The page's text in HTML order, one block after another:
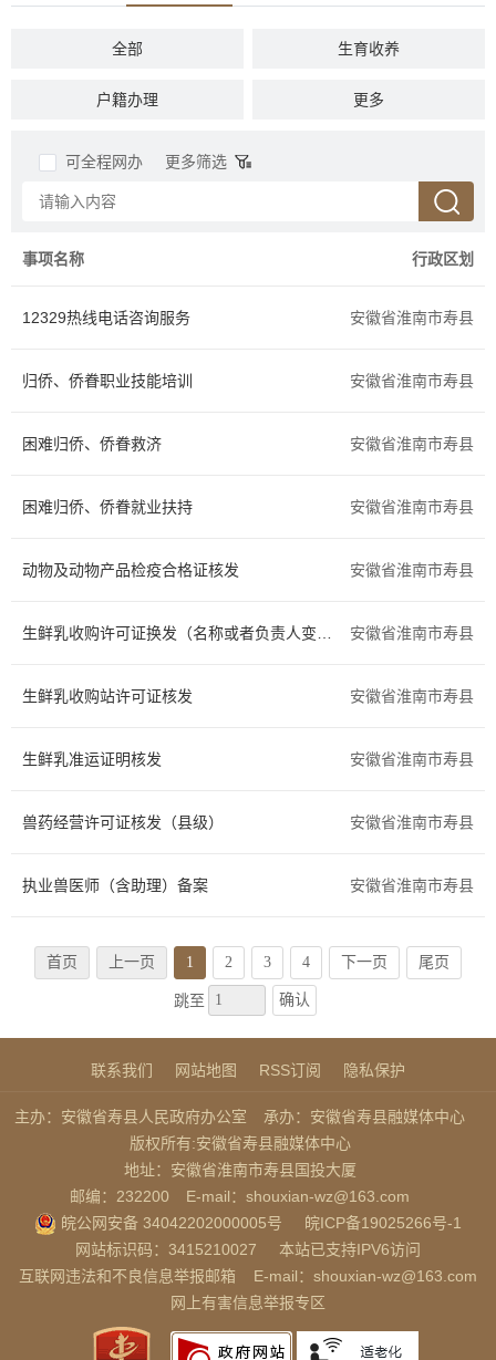
全部 生育收养
户籍办理 民族宗教
教育科研
就业创业
交通出行 旅游观光
出境入境 消费维权
其他
更多
可全程网办 更多筛选
事项名称 行政区划
12329热线电话咨询服务 安徽省淮南市寿县
归侨、侨眷职业技能培训 安徽省淮南市寿县
困难归侨、侨眷救济 安徽省淮南市寿县
困难归侨、侨眷就业扶持 安徽省淮南市寿县
动物及动物产品检疫合格证核发 安徽省淮南市寿县
安徽省淮南市寿县
生鲜乳收购站许可证核发 安徽省淮南市寿县
生鲜乳准运证明核发 安徽省淮南市寿县
兽药经营许可证核发（县级） 安徽省淮南市寿县
执业兽医师（含助理）备案 安徽省淮南市寿县
首页 上一页 1 2 3 4 下一页 尾页
跳至 确认
联系我们 网站地图 RSS订阅 隐私保护
主办：安徽省寿县人民政府办公室
承办：安徽省寿县融媒体中心
版权所有:安徽省寿县融媒体中心
地址：安徽省淮南市寿县国投大厦
邮编：232200
E-mail：shouxian-wz@163.com
皖公网安备 34042202000005号
皖ICP备19025266号-1
网站标识码：3415210027
本站已支持IPV6访问
互联网违法和不良信息举报邮箱
E-mail：shouxian-wz@163.com
网上有害信息举报专区